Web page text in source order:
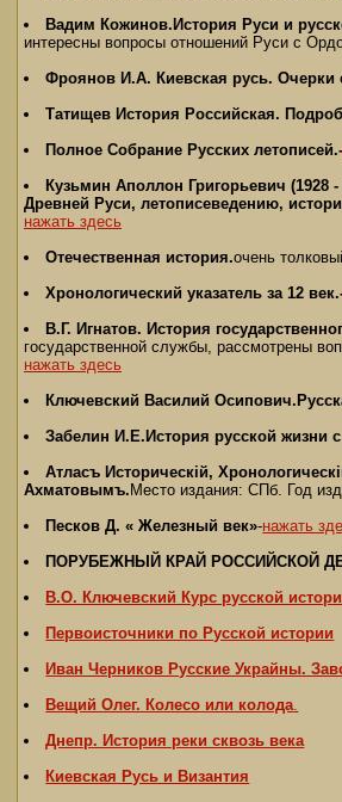
Вадим Кожинов.История Руси и
интересны вопросы отношений Руси с
Фроянов И.А. Киевская русь. Очерки
Татищев История Российская.
Полное Собрание Русских летописей.-
Кузьмин Аполлон Григорьевич (1928 -
Древней Руси, летописеведению,
нажать здесь
Отечественная история.очень
Хронологический указатель за 12
В.Г. Игнатов. История
государственной службы, рассмотрены
нажать здесь
Ключевский Василий
Забелин И.Е.История русской жизни
Атласъ Историческiй,
Ахматовымъ. Место издания: СПб. Год
Песков Д. « Железный век»-нажать
ПОРУБЕЖНЫЙ КРАЙ РОССИЙСКОЙ
В.О. Ключевский Курс русской
Первоисточники по Русской истории
Иван Черников Русские Украйны.
Вещий Олег. Колесо или колода.
Днепр. История реки сквозь века
Киевская Русь и Византия